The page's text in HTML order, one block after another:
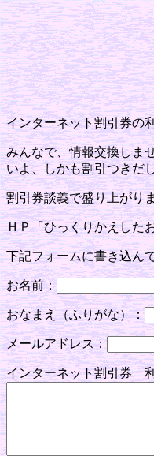
インターネット割引券の
みんなで、情報交換しま
いよ、しかも割引つきだ
割引券談義で盛り上がり
ＨＰ「ひっくりかえした
下記フォームに書き込ん
お名前：
おなまえ（ふりがな）：
メールアドレス：
インターネット割引券